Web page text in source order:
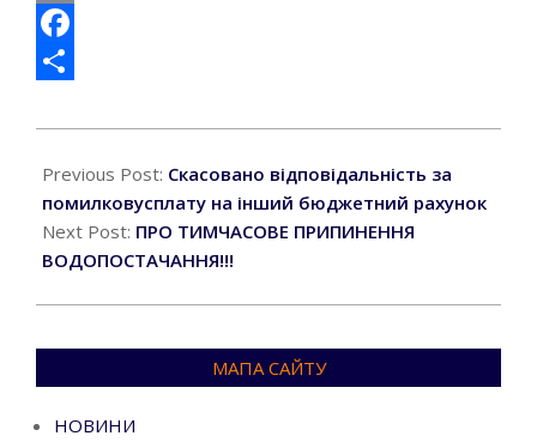
Email
Facebook
10-
29
Previous Post: Скасовано відповідальність за
помилковусплату на інший бюджетний рахунок
Next Post: ПРО ТИМЧАСОВЕ ПРИПИНЕННЯ
ВОДОПОСТАЧАННЯ!!!
МАПА САЙТУ
НОВИНИ